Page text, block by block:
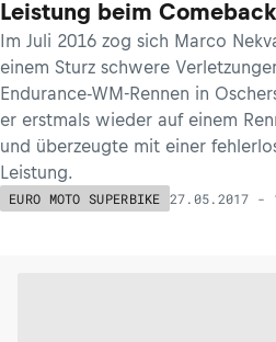
Leistung beim Comeback
Im Juli 2016 zog sich Marco
einem Sturz schwere
Endurance-WM-Rennen in
er erstmals wieder auf einem
und überzeugte mit einer
Leistung.
EURO MOTO SUPERBIKE 27.05.2017 -